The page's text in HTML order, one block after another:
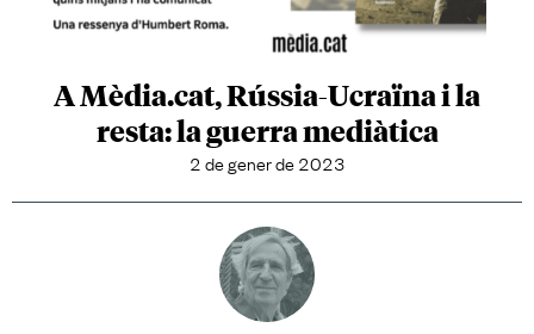
A Mèdia.cat, Rússia-Ucraïna i la
resta: la guerra mediàtica
2 de gener de 2023